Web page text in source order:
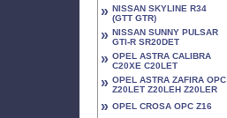
» NISSAN SKYLINE R34
(GTT GTR)
» NISSAN SUNNY PULSAR
GTI-R SR20DET
» OPEL ASTRA CALIBRA
C20XE C20LET
» OPEL ASTRA ZAFIRA OPC
Z20LET Z20LEH Z20LER
» OPEL CROSA OPC Z16